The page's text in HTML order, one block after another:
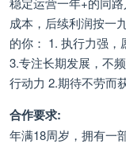
成本，后续利润按一
的你： 1. 执行力强
3.专注长期发展，不
行动力 2.期待不劳而
合作要求:
年满18周岁，拥有一